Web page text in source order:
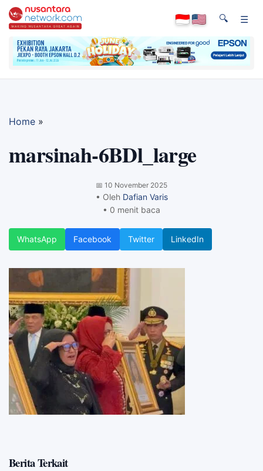
🔍 ☰
Home »
marsinah-6BDl_large
📅 10 November 2025
• Oleh Dafian Varis
• 0 menit baca
WhatsApp Facebook Twitter LinkedIn
Berita Terkait